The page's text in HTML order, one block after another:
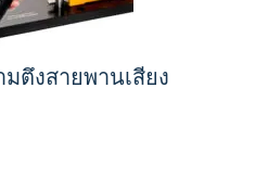
ตึงสายพานเสียง